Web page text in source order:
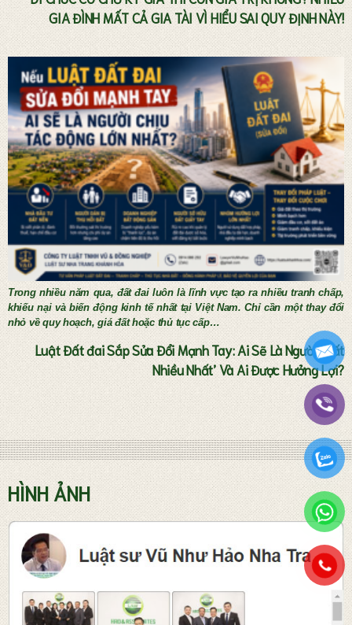
Tư vấn thừa kế và lập di chúc
Tư vấn thành lập doanh nghiệp
GIA ĐÌNH MẤT CẢ GIA TÀI VÌ HIỂU SAI QUY ĐỊNH NÀY!
Trong nhiều năm qua, đất đai luôn là lĩnh vực tạo ra nhiều tranh chấp,
khiếu nại và biến động kinh tế nhất tại Việt Nam. Chỉ cần một thay đổi
nhỏ về quy hoạch, giá đất hoặc thủ tục cấp…
Luật Đất đai Sắp Sửa Đổi Mạnh Tay: Ai Sẽ Là Người ‘Mất
Nhiều Nhất’ Và Ai Được Hưởng Lợi?
HÌNH ẢNH